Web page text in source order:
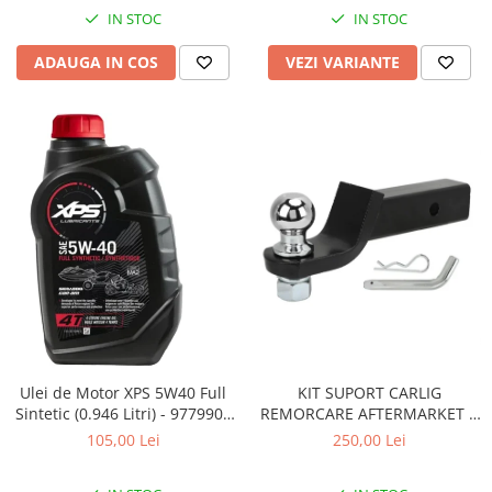
Fuzete
Pivoti
Rulmenti
Simering
Surub Bascula
Telescoape
Alimentare, Admisie & Evacuare
Admisie
ARC Toba
Carburator
Filtre aer
FILTRU BENZINA
IN STOC
ADAUGA IN COS
IN STOC
VEZI VARIANTE
Ulei de Motor XPS 5W40 Full
Sintetic (0.946 Litri) - 9779900
CAN AM
105,00 Lei
KIT SUPORT CARLIG
REMORCARE AFTERMARKET 2
INCH CU BILA SI STIFT 3.4
250,00 Lei